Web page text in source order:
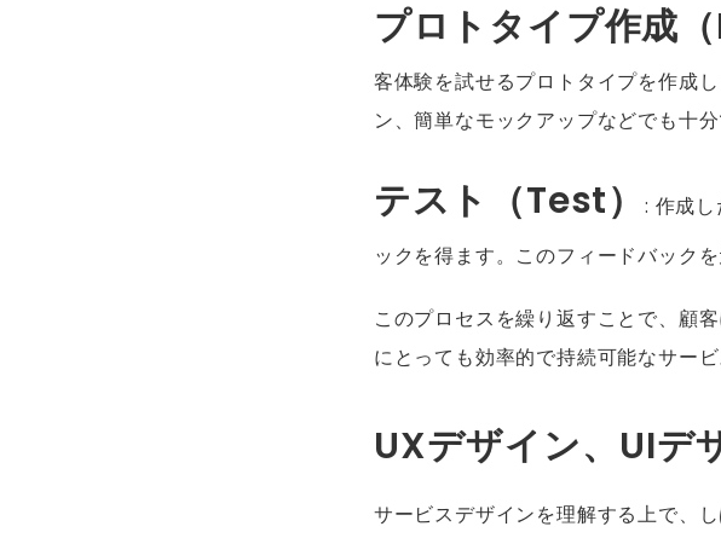
プロトタイプ作成
客体験を試せるプロトタイプを作成
ン、簡単なモックアップなどでも十分
テスト（Test）: 作成
ックを得ます。このフィードバック
このプロセスを繰り返すことで、顧
にとっても効率的で持続可能なサービ
UXデザイン、UIデ
サービスデザインを理解する上で、